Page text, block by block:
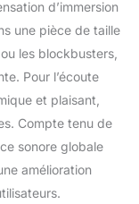
d’immersion
une pièce de taille
les blockbusters,
Pour l’écoute
et plaisant,
Compte tenu de
sonore globale
amélioration